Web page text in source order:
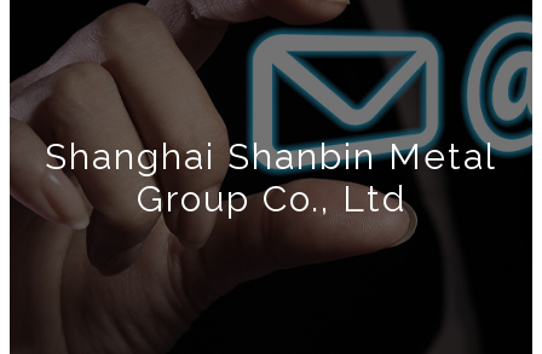
Shanghai Shanbin Metal
Group Co., Ltd